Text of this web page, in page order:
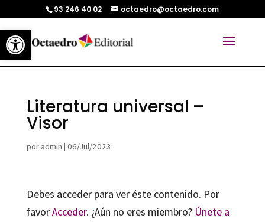
Abrir barra de herramientas
93 246 40 02 octaedro@octaedro.com
Literatura universal –
Visor
por admin | 06/Jul/2023
Debes acceder para ver éste contenido. Por
favorAcceder. ¿Aún no eres miembro? Únete a